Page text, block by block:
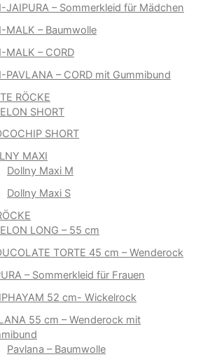
JAIPURA – Sommerkleid für Mädchen
MALK – Baumwolle
MALK – CORD
PAVLANA – CORD mit Gummibund
RÖCKE
SHORT
SHORT
MAXI
Dollny Maxi M
Dollny Maxi S
LONG – 55 cm
TORTE 45 cm – Wenderock
– Sommerkleid für Frauen
52 cm- Wickelrock
55 cm – Wenderock mit
Pavlana – Baumwolle